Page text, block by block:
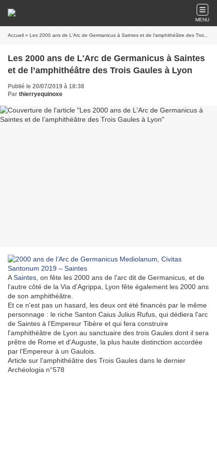
MENU
Accueil » Les 2000 ans de L'Arc de Germanicus à Saintes et de l’amphithéâtre des Trois Gaules à Lyon
Les 2000 ans de L'Arc de Germanicus à Saintes
et de l’amphithéâtre des Trois Gaules à Lyon
Publié le 20/07/2019 à 18:38
Par thierryequinoxe
ASaintes , on fête les 2000 ans de l'arc dit de Germanicus, et de
l'autre côté de la Via d'Agrippa, Lyon fête également les 2000 ans
de son amphithéâtre.
Et ce n'est pas un hasard, les deux ont été financés par le même
personnage : le riche Santon Caius Julius Rufus, qui dédiera l'arc
de Saintes à l'Empereur Tibère et qui fera construire
l'amphithéâtre de Lyon au sanctuaire des trois Gaules dont il sera
prêtre de Rome et d'Auguste, la plus haute distinction accordée
par l'Empereur à un Gaulois.
Article sur l'amphithéâtre des Trois Gaules dans le dernier
Archéologia n°578